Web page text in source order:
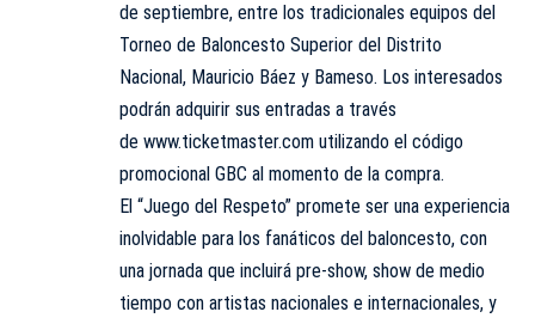
de septiembre, entre los tradicionales equipos del
Torneo de Baloncesto Superior del Distrito
Nacional, Mauricio Báez y Bameso. Los interesados
podrán adquirir sus entradas a través
de www.ticketmaster.com utilizando el código
promocional GBC al momento de la compra.
El “Juego del Respeto” promete ser una experiencia
inolvidable para los fanáticos del baloncesto, con
una jornada que incluirá pre-show, show de medio
tiempo con artistas nacionales e internacionales, y